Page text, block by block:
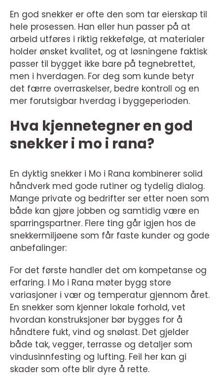
En god snekker er ofte den som tar eierskap til
hele prosessen. Han eller hun passer på at
arbeid utføres i riktig rekkefølge, at materialer
holder ønsket kvalitet, og at løsningene faktisk
passer til bygget ikke bare på tegnebrettet,
men i hverdagen. For deg som kunde betyr
det færre overraskelser, bedre kontroll og en
mer forutsigbar hverdag i byggeperioden.
Hva kjennetegner en god
snekker i mo i rana?
En dyktig snekker i Mo i Rana kombinerer solid
håndverk med gode rutiner og tydelig dialog.
Mange private og bedrifter ser etter noen som
både kan gjøre jobben og samtidig være en
sparringspartner. Flere ting går igjen hos de
snekkermiljøene som får faste kunder og gode
anbefalinger:
For det første handler det om kompetanse og
erfaring. I Mo i Rana møter bygg store
variasjoner i vær og temperatur gjennom året.
En snekker som kjenner lokale forhold, vet
hvordan konstruksjoner bør bygges for å
håndtere fukt, vind og snølast. Det gjelder
både tak, vegger, terrasse og detaljer som
vindusinnfesting og lufting. Feil her kan gi
skader som ofte blir dyre å rette.